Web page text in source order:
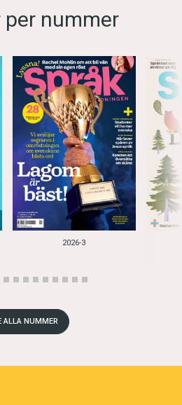
nummer
2026-3
ALLA NUMMER